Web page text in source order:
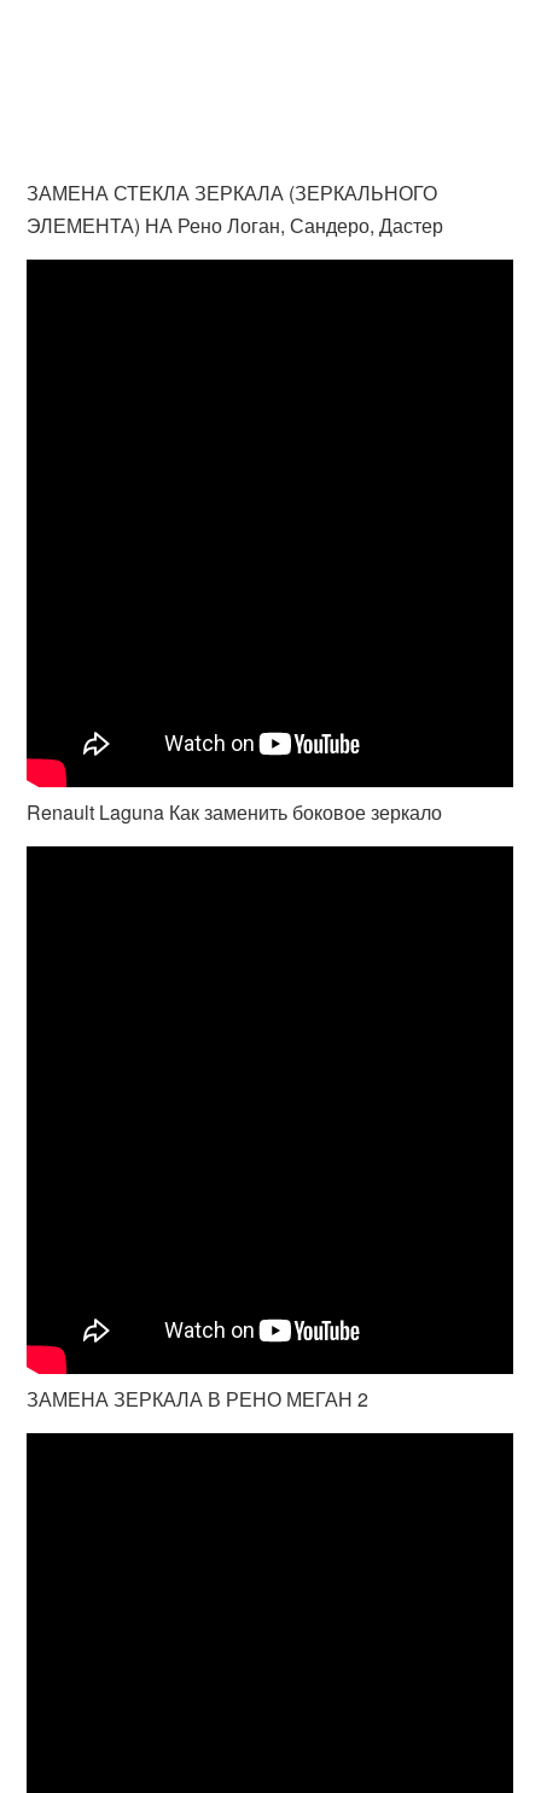
ЗАМЕНА СТЕКЛА ЗЕРКАЛА (ЗЕРКАЛЬНОГО
ЭЛЕМЕНТА) НА Рено Логан, Сандеро, Дастер
Renault Laguna Как заменить боковое зеркало
ЗАМЕНА ЗЕРКАЛА В РЕНО МЕГАН 2